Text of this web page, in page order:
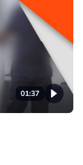
01:37